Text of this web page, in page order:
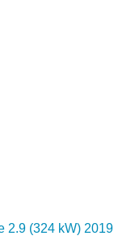
2.9 (324 kW) 2019